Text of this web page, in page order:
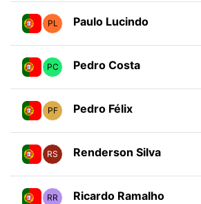
PL Paulo Lucindo
PC Pedro Costa
PF Pedro Félix
RS Renderson Silva
RR Ricardo Ramalho